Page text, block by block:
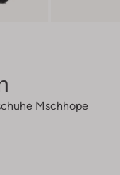
Mschhope